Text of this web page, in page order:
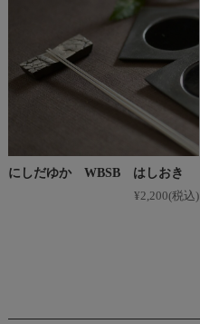
にしだゆか WBSB はしおき
¥2,200(税込)